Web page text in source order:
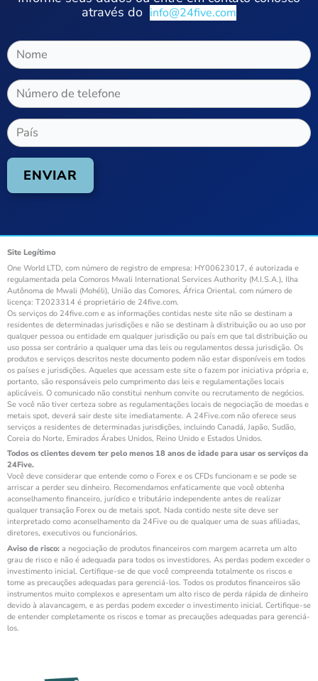
através do info@24five.com
Site Legítimo
One World LTD, com número de registro de empresa: HY00623017, é autorizada e
regulamentada pela Comoros Mwali International Services Authority (M.I.S.A.), Ilha
Autônoma de Mwali (Mohéli), União das Comores, África Oriental. com número de
licença: T2023314 é proprietário de 24five.com.
Os serviços do 24five.com e as informações contidas neste site não se destinam a
residentes de determinadas jurisdições e não se destinam à distribuição ou ao uso por
qualquer pessoa ou entidade em qualquer jurisdição ou país em que tal distribuição ou
uso possa ser contrário a qualquer uma das leis ou regulamentos dessa jurisdição. Os
produtos e serviços descritos neste documento podem não estar disponíveis em todos
os países e jurisdições. Aqueles que acessam este site o fazem por iniciativa própria e,
portanto, são responsáveis pelo cumprimento das leis e regulamentações locais
aplicáveis. O comunicado não constitui nenhum convite ou recrutamento de negócios.
Se você não tiver certeza sobre as regulamentações locais de negociação de moedas e
metais spot, deverá sair deste site imediatamente. A 24Five.com não oferece seus
serviços a residentes de determinadas jurisdições, incluindo Canadá, Japão, Sudão,
Coreia do Norte, Emirados Árabes Unidos, Reino Unido e Estados Unidos.
Todos os clientes devem ter pelo menos 18 anos de idade para usar os serviços da
24Five.
Você deve considerar que entende como o Forex e os CFDs funcionam e se pode se
arriscar a perder seu dinheiro. Recomendamos enfaticamente que você obtenha
aconselhamento financeiro, jurídico e tributário independente antes de realizar
qualquer transação Forex ou de metais spot. Nada contido neste site deve ser
interpretado como aconselhamento da 24Five ou de qualquer uma de suas afiliadas,
diretores, executivos ou funcionários.
Aviso de risco: a negociação de produtos financeiros com margem acarreta um alto
grau de risco e não é adequada para todos os investidores. As perdas podem exceder o
investimento inicial. Certifique-se de que você compreenda totalmente os riscos e
tome as precauções adequadas para gerenciá-los. Todos os produtos financeiros são
instrumentos muito complexos e apresentam um alto risco de perda rápida de dinheiro
devido à alavancagem, e as perdas podem exceder o investimento inicial. Certifique-se
de entender completamente os riscos e tomar as precauções adequadas para gerenciá-
los.